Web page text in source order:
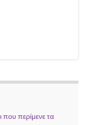
που περίμενε τα